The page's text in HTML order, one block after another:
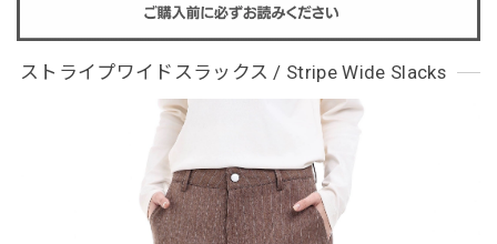
ストライプワイドスラックス / Stripe Wide Slacks